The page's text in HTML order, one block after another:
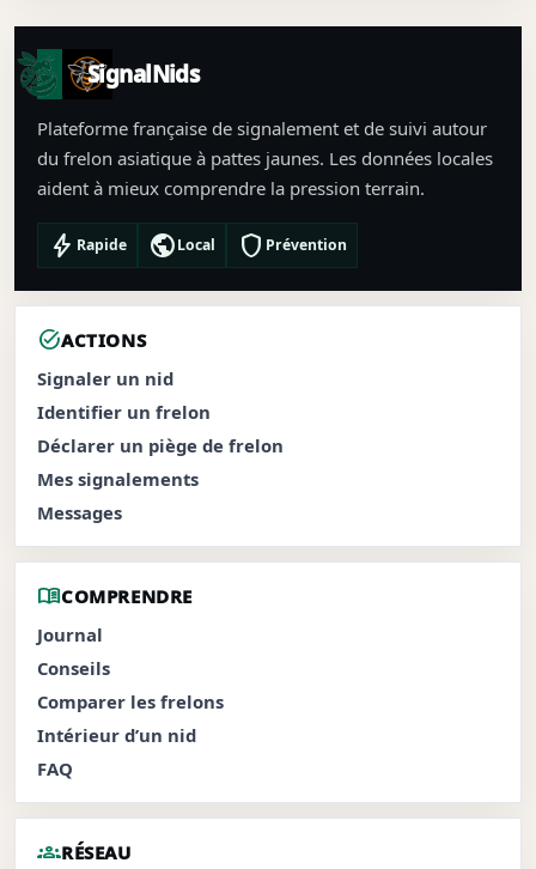
SignalNids
Plateforme française de signalement et de suivi autour
du frelon asiatique à pattes jaunes. Les données locales
aident à mieux comprendre la pression terrain.
bolt Rapide publicLocal shield Prévention
task_altACTIONS
Signaler un nid
Identifier un frelon
Déclarer un piège de frelon
Mes signalements
Messages
menu_bookCOMPRENDRE
Journal
Conseils
Comparer les frelons
Intérieur d’un nid
FAQ
groupsRÉSEAU